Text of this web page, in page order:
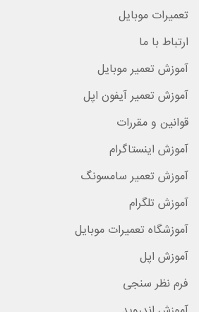
تعمیرات موبایل
ارتباط با ما
آموزش تعمیر موبایل
آموزش تعمیر آیفون اپل
قوانین و مقررات
آموزش اینستاگرام
آموزش تعمیر سامسونگ
آموزش تلگرام
آموزشگاه تعمیرات موبایل
آموزش اپل
فرم نظر سنجی